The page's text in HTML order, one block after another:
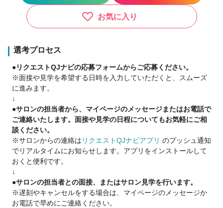
👉保障歩合：指名/フリー 70％(3ヶ月) or 60%(6ヶ月) 還元
※月22日実施の場合
銀座エリア/吉祥寺/荻窪/西荻窪/南砂町/豊洲エリア/勝どき/大宮/
-通常店舗-
👉保障給《QJ限定》：40万円(3ヶ月)or 30万(6ヶ月) 支払
👉保障歩合：指名/フリー 60%(3ヶ月) or 50%(6ヶ月) 還元
※月22日実施の場合
-保障期間終了後-
👉フリー40%～ 指名50%～
≪2026年10月以降もインボイスは会社が全額負担≫
≪高単価×高リピート≫の集客で≪高収入×安定≫を実現！
平均客単価11,132円～、入社半年以内に指名60万円も可能です
🪞
お気に入り
選考プロセス
●リクエストQJナビの応募フォームからご応募ください。
※面接や見学を希望する日時を入力していただくと、スムーズ
に進みます。
↓
●サロンの担当者から、マイページのメッセージまたはお電話で
ご連絡いたします。面接や見学の日程についてもお気軽にご相
談ください。
※サロンからの連絡は リクエストQJナビアプリ のプッシュ通知
でリアルタイムにお知らせします。アプリをインストールして
おくと便利です。
↓
●サロンの担当者との面接、またはサロン見学を行います。
※遅刻やキャンセルをする場合は、マイページのメッセージか
お電話で早めにご連絡ください。